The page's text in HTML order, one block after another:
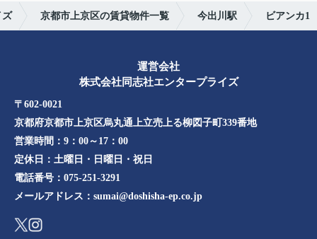
ズ 京都市上京区の賃貸物件一覧 今出川駅 ビアンカ1
運営会社
株式会社同志社エンタープライズ
〒602-0021
京都府京都市上京区烏丸通上立売上る柳図子町339番地​​
営業時間： 9：00～17：00
定休日： 土曜日・日曜日・祝日
電話番号： 075-251-3291
メールアドレス： sumai@doshisha-ep.co.jp